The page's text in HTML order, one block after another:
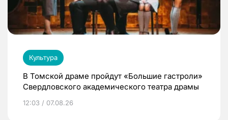
Культура
В Томской драме пройдут «Большие гастроли»
Свердловского академического театра драмы
12:03 / 07.08.26